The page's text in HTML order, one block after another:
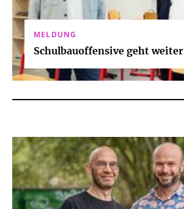
MELDUNG
Schulbauoffensive geht weiter